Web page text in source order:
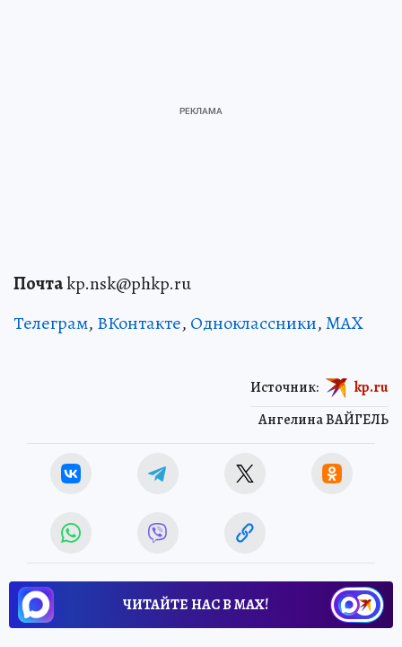
Почтаkp.nsk@phkp.ru
Телеграм, ВКонтакте, Одноклассники,MAX
Ангелина ВАЙГЕЛЬ
Источник: kp.ru
ЧИТАЙТЕ НАС В МАХ!